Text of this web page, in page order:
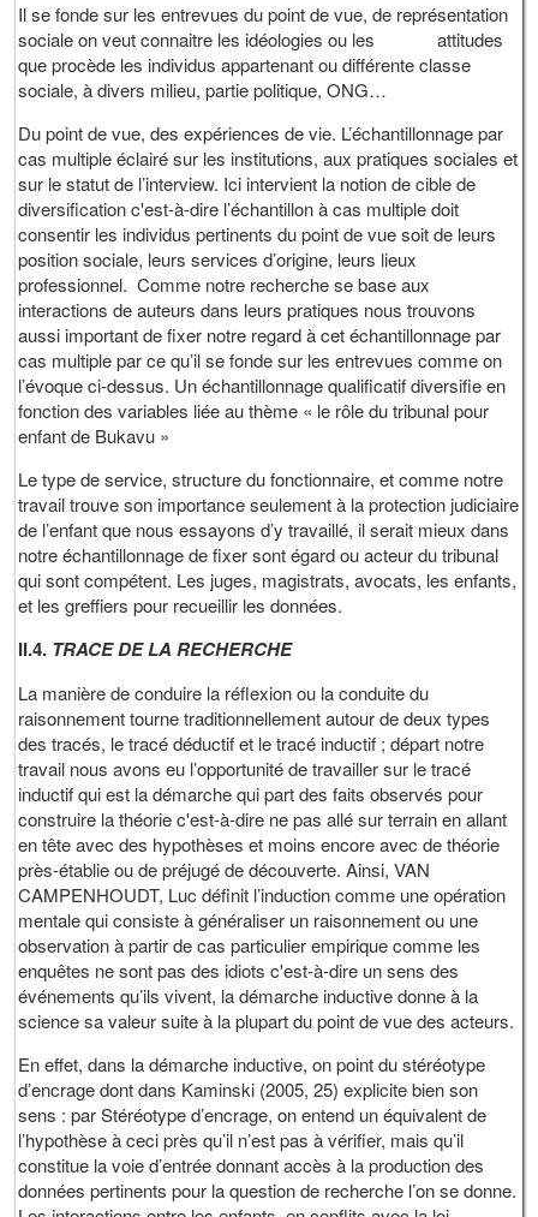
Il se fonde sur les entrevues du point de vue, de représentation
sociale on veut connaitre les idéologies ou les attitudes
que procède les individus appartenant ou différente classe
sociale, à divers milieu, partie politique, ONG…
Du point de vue, des expériences de vie. L’échantillonnage par
cas multiple éclairé sur les institutions, aux pratiques sociales et
sur le statut de l’interview. Ici intervient la notion de cible de
diversification c'est-à-dire l’échantillon à cas multiple doit
consentir les individus pertinents du point de vue soit de leurs
position sociale, leurs services d’origine, leurs lieux
professionnel. Comme notre recherche se base aux
interactions de auteurs dans leurs pratiques nous trouvons
aussi important de fixer notre regard à cet échantillonnage par
cas multiple par ce qu’il se fonde sur les entrevues comme on
l’évoque ci-dessus. Un échantillonnage qualificatif diversifie en
fonction des variables liée au thème « le rôle du tribunal pour
enfant de Bukavu »
Le type de service, structure du fonctionnaire, et comme notre
travail trouve son importance seulement à la protection judiciaire
de l’enfant que nous essayons d’y travaillé, il serait mieux dans
notre échantillonnage de fixer sont égard ou acteur du tribunal
qui sont compétent. Les juges, magistrats, avocats, les enfants,
et les greffiers pour recueillir les données.
II.4. TRACE DE LA RECHERCHE
La manière de conduire la réflexion ou la conduite du
raisonnement tourne traditionnellement autour de deux types
des tracés, le tracé déductif et le tracé inductif ; départ notre
travail nous avons eu l’opportunité de travailler sur le tracé
inductif qui est la démarche qui part des faits observés pour
construire la théorie c'est-à-dire ne pas allé sur terrain en allant
en tête avec des hypothèses et moins encore avec de théorie
près-établie ou de préjugé de découverte. Ainsi, VAN
CAMPENHOUDT, Luc définit l’induction comme une opération
mentale qui consiste à généraliser un raisonnement ou une
observation à partir de cas particulier empirique comme les
enquêtes ne sont pas des idiots c'est-à-dire un sens des
événements qu’ils vivent, la démarche inductive donne à la
science sa valeur suite à la plupart du point de vue des acteurs.
En effet, dans la démarche inductive, on point du stéréotype
d’encrage dont dans Kaminski (2005, 25) explicite bien son
sens : par Stéréotype d’encrage, on entend un équivalent de
l’hypothèse à ceci près qu’il n’est pas à vérifier, mais qu’il
constitue la voie d’entrée donnant accès à la production des
données pertinents pour la question de recherche l’on se donne.